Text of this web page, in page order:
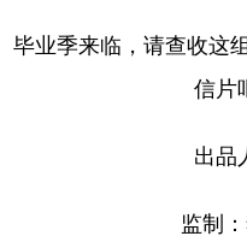
毕业季来临，请查收这
信片
出品
监制